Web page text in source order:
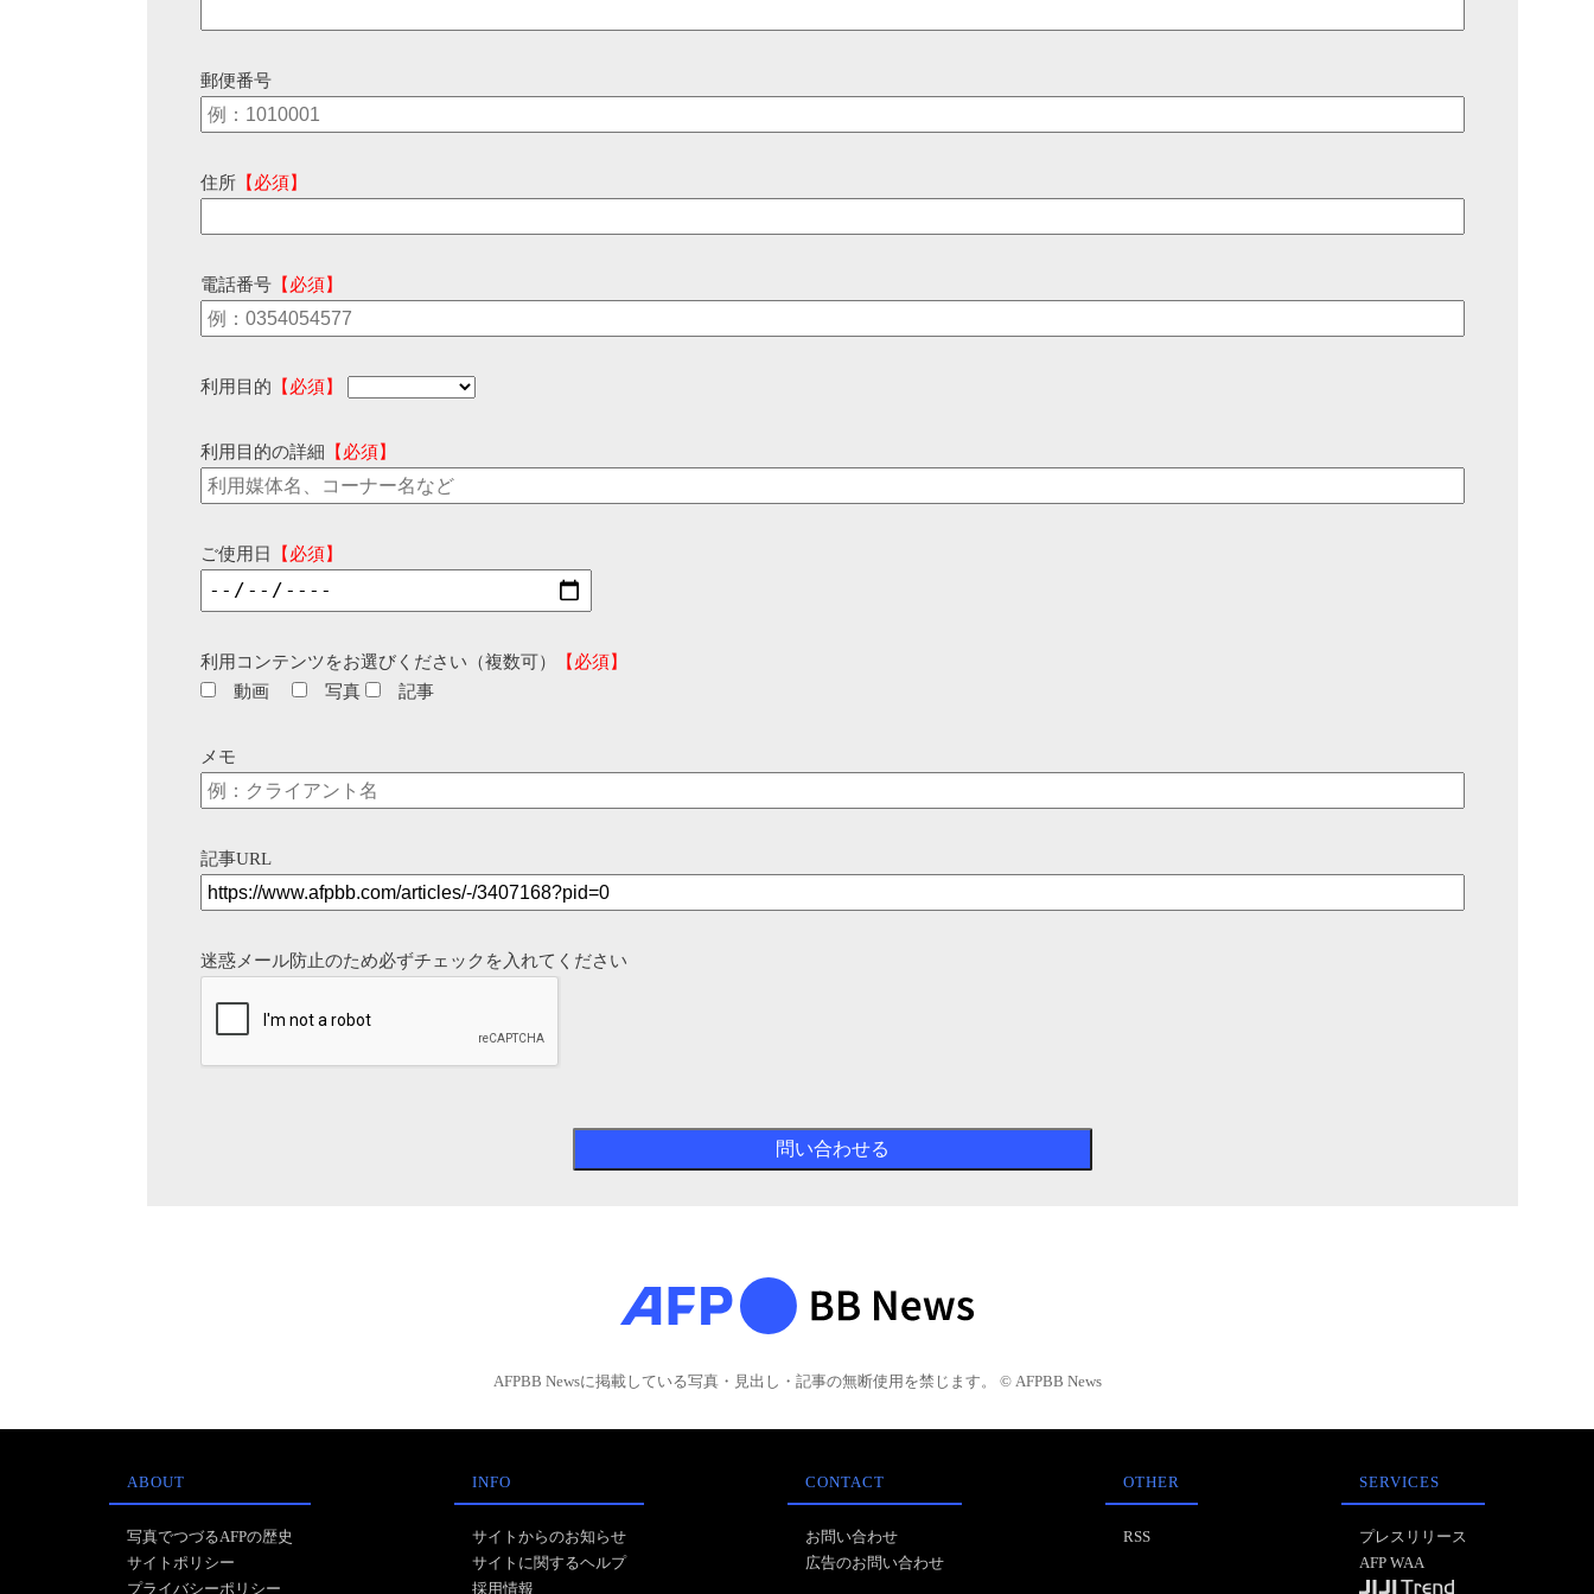
郵便番号
住所 【必須】
電話番号 【必須】
利用目的 【必須】
利用目的の詳細 【必須】
ご使用日 【必須】
利用コンテンツをお選びください（複数可）
【必須】
動画
写真 記事
メモ
記事URL
迷惑メール防止のため必ずチェックを入れてください
AFPBB Newsに掲載している写真・見出し・記事の無断使用を禁じます。 © AFPBB News
ABOUT
写真でつづるAFPの歴史
サイトポリシー
プライバシーポリシー
INFO
サイトからのお知らせ
サイトに関するヘルプ
採用情報
CONTACT
お問い合わせ
広告のお問い合わせ
OTHER
RSS
SERVICES
プレスリリース
AFP WAA